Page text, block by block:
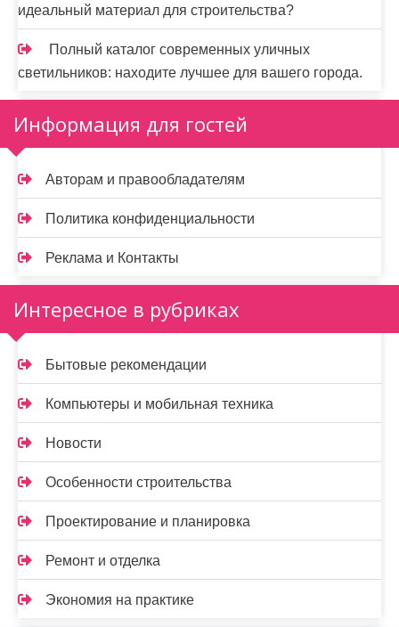
идеальный материал для строительства?
Полный каталог современных уличных
светильников: находите лучшее для вашего города.
Информация для гостей
Авторам и правообладателям
Политика конфиденциальности
Реклама и Контакты
Интересное в рубриках
Бытовые рекомендации
Компьютеры и мобильная техника
Новости
Особенности строительства
Проектирование и планировка
Ремонт и отделка
Экономия на практике